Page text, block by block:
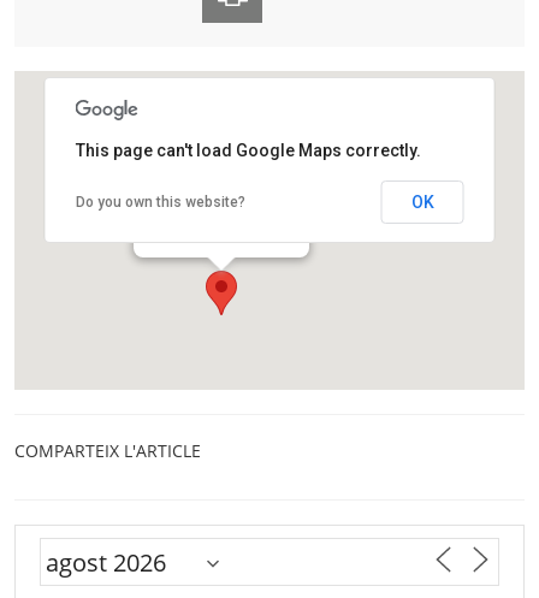
CaixaForum Girona
Carrer dels Ciutadans, 19
This page can't load Google Maps correctly.
Do you own this website? OK
COMPARTEIX L'ARTICLE